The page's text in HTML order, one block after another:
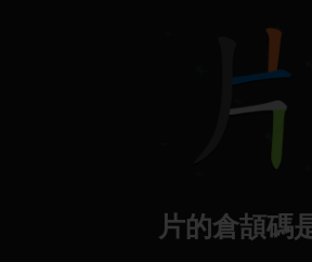
片的倉頡碼